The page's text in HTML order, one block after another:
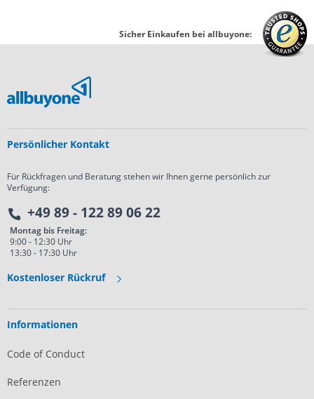
Sicher Einkaufen bei allbuyone:
Persönlicher Kontakt
Für Rückfragen und Beratung stehen wir Ihnen gerne persönlich zur
Verfügung:
+49 89 - 122 89 06 22
Montag bis Freitag:
9:00 - 12:30 Uhr
13:30 - 17:30 Uhr
Kostenloser Rückruf
Informationen
Code of Conduct
Referenzen